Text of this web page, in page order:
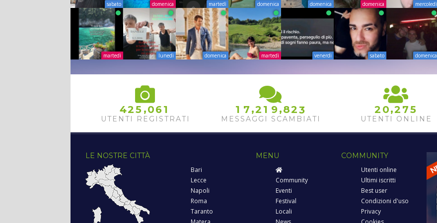
sabato domenica martedì domenica domenica domenica mercoledì
martedì lunedì domenica martedì venerdì sabato domenica
425 ,061
UTENTI REGISTRATI
1 7 ,2 1 9,82
0
4
MESSAGGI SCAMBIATI
2 0,2 75
UTENTI ONLINE
LE NOSTRE CITTÀ
Bari
Lecce
Napoli
Roma
Taranto
MENU
Community
Eventi
Festival
Locali
COMMUNITY
Utenti online
Ultimi iscritti
Best user
Condizioni d'uso
Privacy